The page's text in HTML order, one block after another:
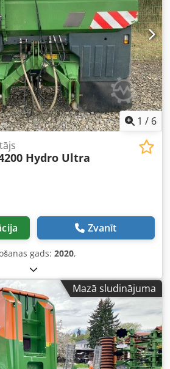
1 / 6
Hydro Ultra
Zvanīt
gads: 2020,
Mazā sludinājuma